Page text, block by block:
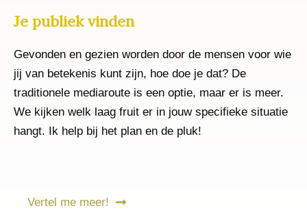
Je publiek vinden
Gevonden en gezien worden door de mensen voor wie
jij van betekenis kunt zijn, hoe doe je dat? De
traditionele mediaroute is een optie, maar er is meer.
We kijken welk laag fruit er in jouw specifieke situatie
hangt. Ik help bij het plan en de pluk!
Vertel me meer!